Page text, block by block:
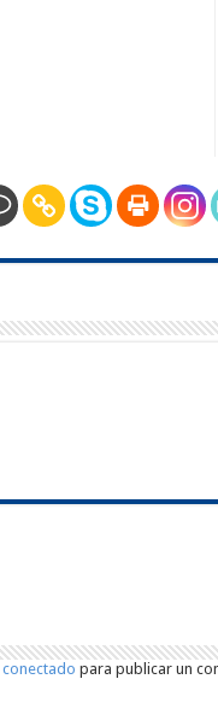
conectado para publicar un